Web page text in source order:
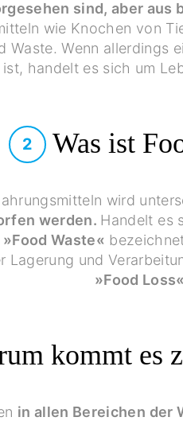
sind, aber
wie Knochen von
Waste. Wenn
handelt es sich um
2 Was ist
wird
werden. Handelt es
»Food Waste«
Lagerung und
»Food Loss«
kommt es
in allen Bereichen der